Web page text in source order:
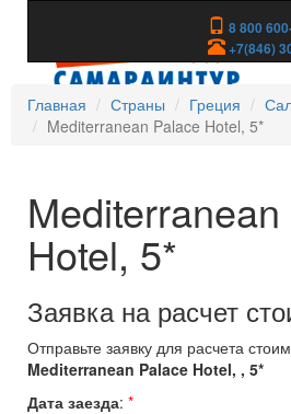
8 800
+7(846)
Главная
Страны Греция
Mediterranean Palace Hotel, 5*
Hotel, 5*
Заявка на расчет
Отправьте заявку для расчета
Mediterranean Palace Hotel, , 5*
Дата заезда: *